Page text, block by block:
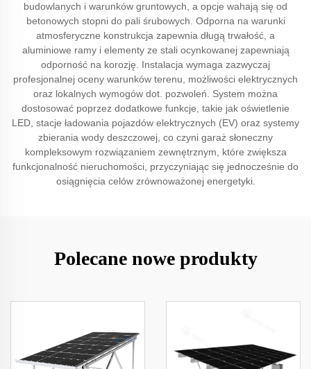
budowlanych i warunków gruntowych, a opcje wahają się od
betonowych stopni do pali śrubowych. Odporna na warunki
atmosferyczne konstrukcja zapewnia długą trwałość, a
aluminiowe ramy i elementy ze stali ocynkowanej zapewniają
odporność na korozję. Instalacja wymaga zazwyczaj
profesjonalnej oceny warunków terenu, możliwości elektrycznych
oraz lokalnych wymogów dot. pozwoleń. System można
dostosować poprzez dodatkowe funkcje, takie jak oświetlenie
LED, stacje ładowania pojazdów elektrycznych (EV) oraz systemy
zbierania wody deszczowej, co czyni garaż słoneczny
kompleksowym rozwiązaniem zewnętrznym, które zwiększa
funkcjonalność nieruchomości, przyczyniając się jednocześnie do
osiągnięcia celów zrównoważonej energetyki.
Polecane nowe produkty